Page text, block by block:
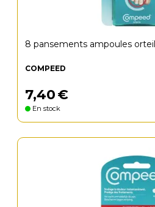
8 pansements ampoules
COMPEED
7,40€
En stock